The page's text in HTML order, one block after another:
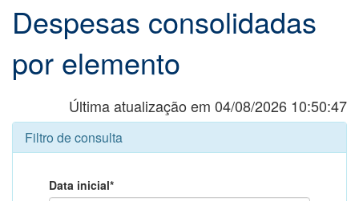
Despesas consolidadas
por elemento
Última atualização em 04/08/2026 10:50:47
Filtro de consulta
Data inicial*